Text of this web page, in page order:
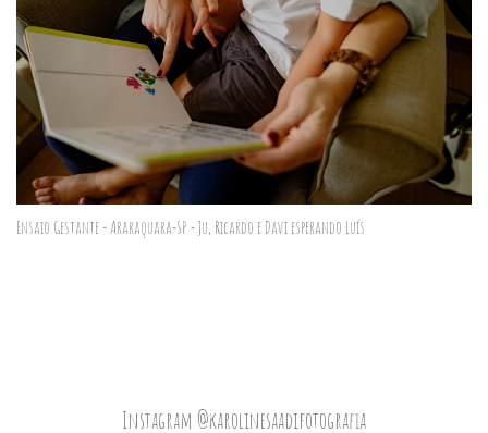
Ensaio Gestante - Araraquara-SP - Ju, Ricardo e Davi esperando Luís
Instagram @karolinesaadifotografia